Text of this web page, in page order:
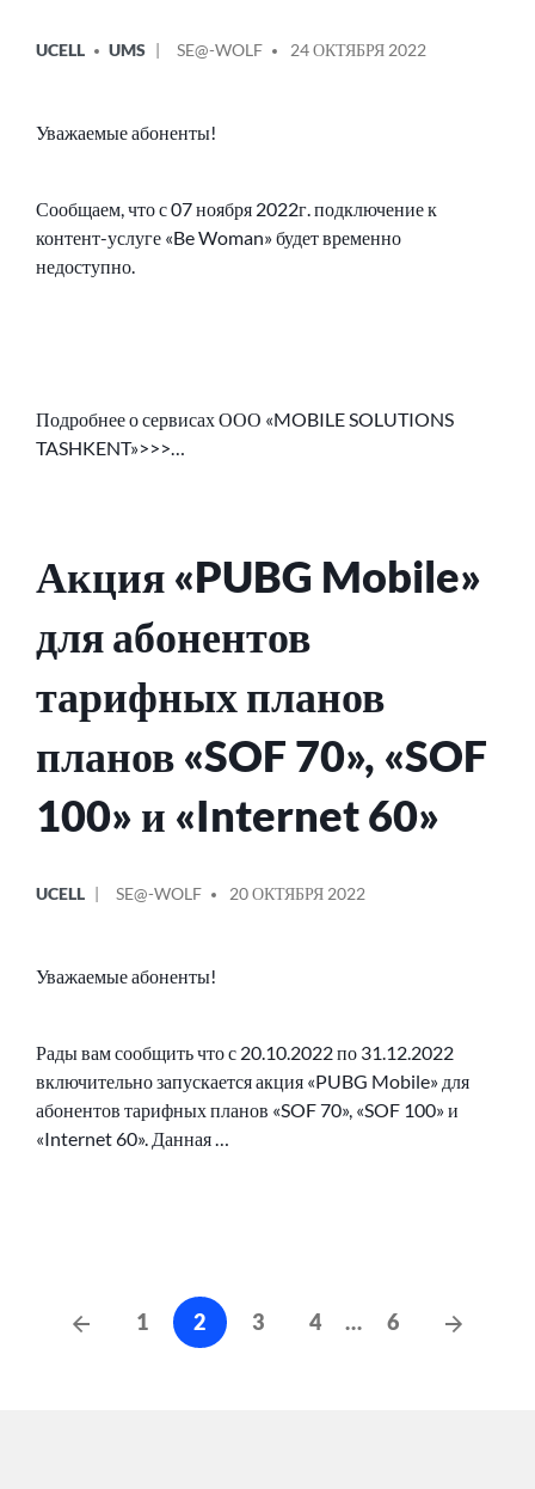
В
UCELL UMS
ОТ
SE@-WOLF 24 ОКТЯБРЯ 2022
Уважаемые абоненты!
Сообщаем, что с 07 ноября 2022г. подключение к
контент-услуге «Be Woman» будет временно
недоступно.
Подробнее о сервисах ООО «MOBILE SOLUTIONS
TASHKENT»>>>…
Акция «PUBG Mobile»
для абонентов
тарифных планов
планов «SOF 70», «SOF
100» и «Internet 60»
В
UCELL
ОТ
SE@-WOLF 20 ОКТЯБРЯ 2022
Уважаемые абоненты!
Рады вам сообщить что с 20.10.2022 по 31.12.2022
включительно запускается акция «PUBG Mobile» для
абонентов тарифных планов «SOF 70», «SOF 100» и
«Internet 60». Данная …
Навигация
Предыдущие
сообщения
1 2 3 4 … 6